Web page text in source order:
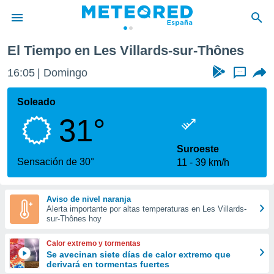
de
por
que se
calidad.
a este
las
y
forma
digital
basada
El Tiempo en Les Villards-sur-Thônes
16:05 Domingo ...
Soleado
31°
Sensación de 30°
Suroeste
11
39 km/h
Aviso de nivel naranja
Alerta importante por altas temperaturas en Les Villards-
sur-Thônes hoy
Calor extremo y tormentas
Se avecinan siete días de calor extremo que
derivará en tormentas fuertes